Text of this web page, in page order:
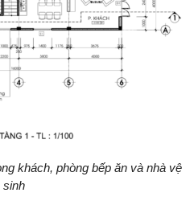
khách, phòng bếp ăn và nhà vệ
sinh